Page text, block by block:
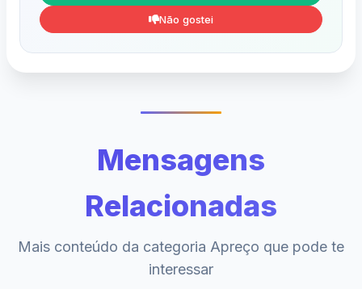
Não gostei
Mensagens
Relacionadas
Mais conteúdo da categoria Apreço que pode te
interessar